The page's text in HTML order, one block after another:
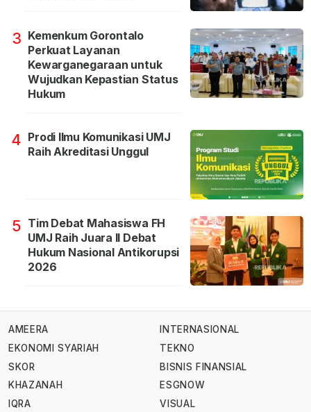
3 Kemenkum Gorontalo
Perkuat Layanan
Kewarganegaraan untuk
Wujudkan Kepastian Status
Hukum
4 Prodi Ilmu Komunikasi UMJ
Raih Akreditasi Unggul
5 Tim Debat Mahasiswa FH
UMJ Raih Juara II Debat
Hukum Nasional Antikorupsi
2026
AMEERA
EKONOMI SYARIAH
SKOR
KHAZANAH
IQRA
INTERNASIONAL
TEKNO
BISNIS FINANSIAL
ESGNOW
VISUAL